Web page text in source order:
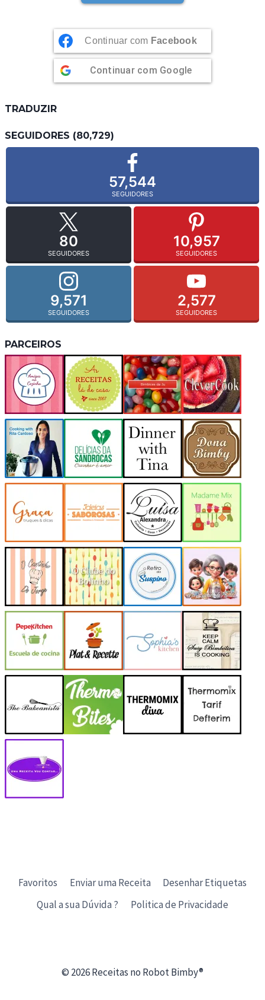
Continuar com Facebook
Continuar com Google
TRADUZIR
SEGUIDORES (80,729)
57,544
SEGUIDORES
80
SEGUIDORES
10,957
SEGUIDORES
9,571
SEGUIDORES
2,577
SEGUIDORES
PARCEIROS
Favoritos Enviar uma Receita
Desenhar Etiquetas
Qual a sua Dúvida ?
Politica de Privacidade
© 2026 Receitas no Robot Bimby®